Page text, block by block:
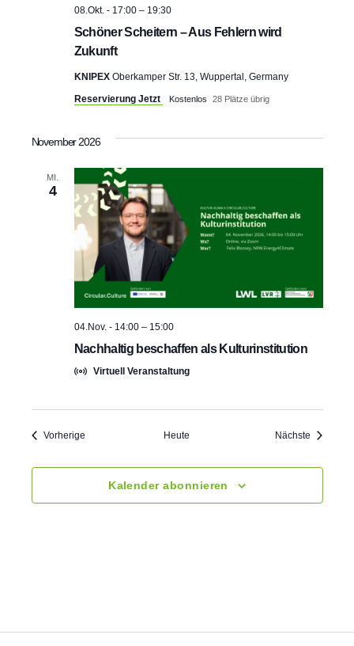
Schöner Scheitern – Aus Fehlern wird
Zukunft
08.Okt. - 17:00– 19:30
KNIPEX Oberkamper Str. 13, Wuppertal, Germany
Reservierung Jetzt
Kostenlos 28 Plätze übrig
November 2026
MI.
4
Nachhaltig beschaffen als Kulturinstitution
04.Nov. - 14:00– 15:00
Virtuell Veranstaltung
VorherigeVeranstaltungen Heute Nächste
Kalender abonnieren